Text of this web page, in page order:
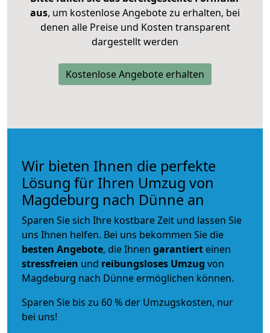
aus, um kostenlose Angebote zu erhalten, bei
denen alle Preise und Kosten transparent
dargestellt werden
Kostenlose Angebote erhalten
Wir bieten Ihnen die perfekte
Lösung für Ihren Umzug von
Magdeburg nach Dünne an
Sparen Sie sich Ihre kostbare Zeit und lassen Sie
uns Ihnen helfen. Bei uns bekommen Sie die
besten Angebote, die Ihnen garantiert einen
stressfreien und reibungsloses Umzug von
Magdeburg nach Dünne ermöglichen können.
Sparen Sie bis zu 60 % der Umzugskosten, nur
bei uns!